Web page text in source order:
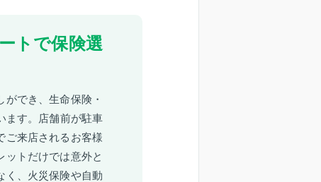
トで保険選
でき、生命保険・
ます。店舗前が駐車
ご来店されるお客様
ットだけでは意外と
く、火災保険や自動